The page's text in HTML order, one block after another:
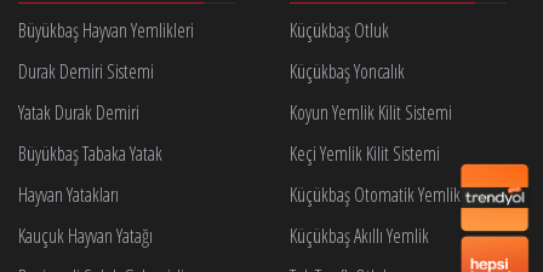
Büyükbaş Hayvan Yemlikleri
Durak Demiri Sistemi
Yatak Durak Demiri
Büyükbaş Tabaka Yatak
Hayvan Yatakları
Kauçuk Hayvan Yatağı
Küçükbaş Otluk
Küçükbaş Yoncalık
Koyun Yemlik Kilit Sistemi
Keçi Yemlik Kilit Sistemi
Küçükbaş Otomatik Yemlik Kilidi
Küçükbaş Akıllı Yemlik